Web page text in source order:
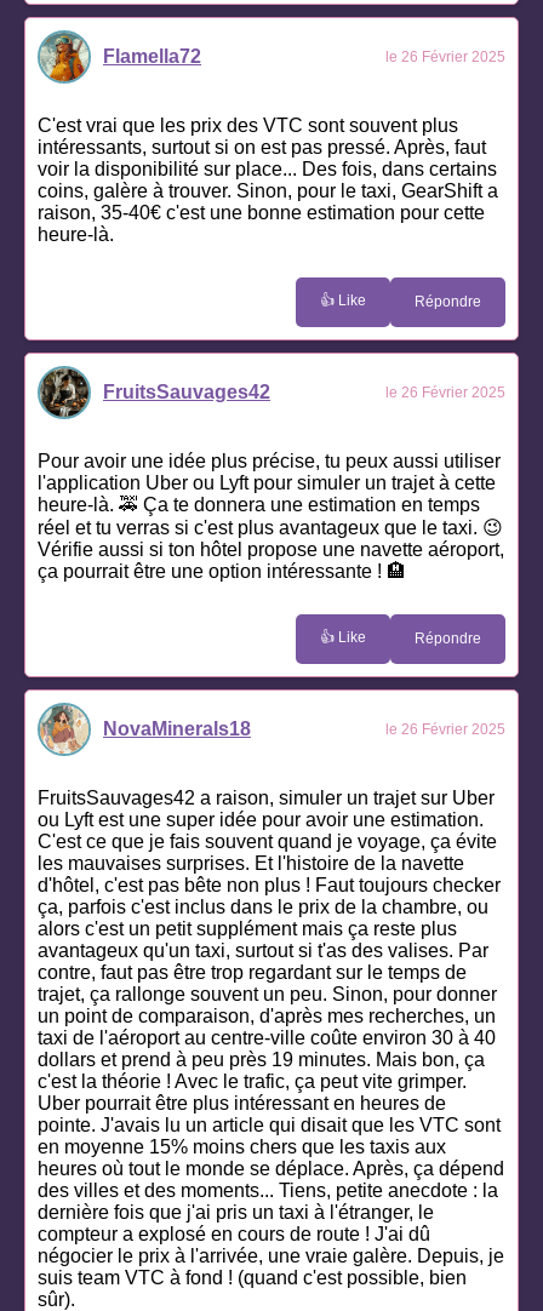
Flamella72 le 26 Février 2025
C'est vrai que les prix des VTC sont souvent plus
intéressants, surtout si on est pas pressé. Après, faut
voir la disponibilité sur place... Des fois, dans certains
coins, galère à trouver. Sinon, pour le taxi, GearShift a
raison, 35-40€ c'est une bonne estimation pour cette
heure-là.
👍 Like Répondre
FruitsSauvages42 le 26 Février 2025
Pour avoir une idée plus précise, tu peux aussi utiliser
l'application Uber ou Lyft pour simuler un trajet à cette
heure-là. 🚕 Ça te donnera une estimation en temps
réel et tu verras si c'est plus avantageux que le taxi. 😉
Vérifie aussi si ton hôtel propose une navette aéroport,
ça pourrait être une option intéressante ! 🏨
👍 Like Répondre
NovaMinerals18 le 26 Février 2025
FruitsSauvages42 a raison, simuler un trajet sur Uber
ou Lyft est une super idée pour avoir une estimation.
C'est ce que je fais souvent quand je voyage, ça évite
les mauvaises surprises. Et l'histoire de la navette
d'hôtel, c'est pas bête non plus ! Faut toujours checker
ça, parfois c'est inclus dans le prix de la chambre, ou
alors c'est un petit supplément mais ça reste plus
avantageux qu'un taxi, surtout si t'as des valises. Par
contre, faut pas être trop regardant sur le temps de
trajet, ça rallonge souvent un peu. Sinon, pour donner
un point de comparaison, d'après mes recherches, un
taxi de l'aéroport au centre-ville coûte environ 30 à 40
dollars et prend à peu près 19 minutes. Mais bon, ça
c'est la théorie ! Avec le trafic, ça peut vite grimper.
Uber pourrait être plus intéressant en heures de
pointe. J'avais lu un article qui disait que les VTC sont
en moyenne 15% moins chers que les taxis aux
heures où tout le monde se déplace. Après, ça dépend
des villes et des moments... Tiens, petite anecdote : la
dernière fois que j'ai pris un taxi à l'étranger, le
compteur a explosé en cours de route ! J'ai dû
négocier le prix à l'arrivée, une vraie galère. Depuis, je
suis team VTC à fond ! (quand c'est possible, bien
sûr).